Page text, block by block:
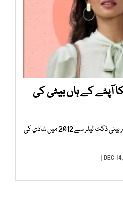
آپٹے کے ہاں بیٹی کی
رادھیکا آپٹے نے برطانوی موسیقار بینی ڈکٹ ٹیلر سے 2012 میں شادی کی